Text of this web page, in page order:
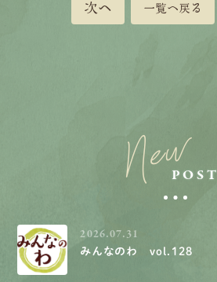
次へ 一覧へ戻る
NewPOST
2026.07.31
みんなのわ vol.128